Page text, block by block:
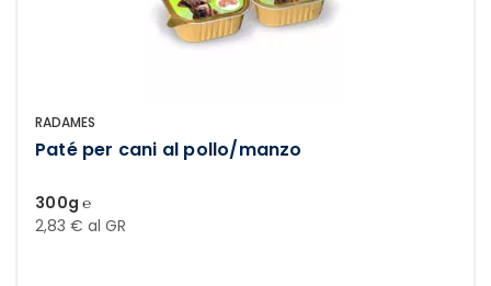
RADAMES
Paté per cani al pollo/manzo
300g ℮
2,83 € al GR